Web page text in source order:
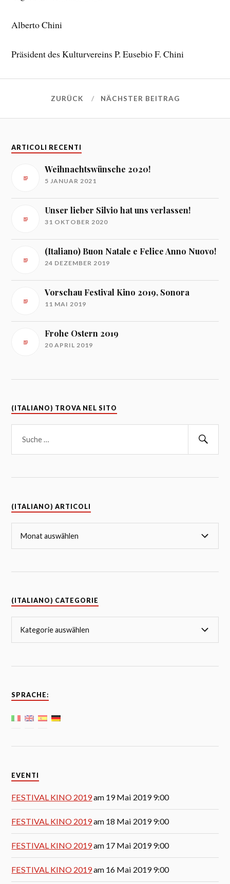
Alberto Chini
Präsident des Kulturvereins P. Eusebio F. Chini
ZURÜCK NÄCHSTER BEITRAG
ARTICOLI RECENTI
Weihnachtswünsche 2020!
5 JANUAR 2021
Unser lieber Silvio hat uns verlassen!
31 OKTOBER 2020
(Italiano) Buon Natale e Felice Anno Nuovo!
24 DEZEMBER 2019
Vorschau Festival Kino 2019, Sonora
11 MAI 2019
Frohe Ostern 2019
20 APRIL 2019
(ITALIANO) TROVA NEL SITO
(ITALIANO) ARTICOLI
(ITALIANO) CATEGORIE
SPRACHE:
EVENTI
FESTIVAL KINO 2019am 19 Mai 2019 9:00
FESTIVAL KINO 2019am 18 Mai 2019 9:00
FESTIVAL KINO 2019am 17 Mai 2019 9:00
FESTIVAL KINO 2019am 16 Mai 2019 9:00